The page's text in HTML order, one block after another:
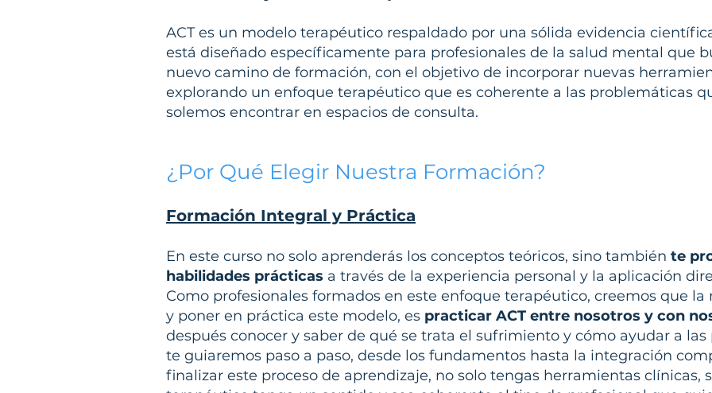
ACT es un modelo terapéutico respaldado por una sólida evidencia
está diseñado específicamente para profesionales de la salud mental que
nuevo camino de formación, con el objetivo de incorporar nuevas
explorando un enfoque terapéutico que es coherente a las problemáticas
solemos encontrar en espacios de consulta.
¿Por Qué Elegir Nuestra Formación?
Formación Integral y Práctica
En este curso no solo aprenderás los conceptos teóricos, sino también te
habilidades prácticas a través de la experiencia personal y la aplicación
Como profesionales formados en este enfoque terapéutico, creemos que
y poner en práctica este modelo, es practicar ACT entre nosotros y con
después conocer y saber de qué se trata el sufrimiento y cómo ayudar a las
te guiaremos paso a paso, desde los fundamentos hasta la integración
finalizar este proceso de aprendizaje, no solo tengas herramientas clínicas,